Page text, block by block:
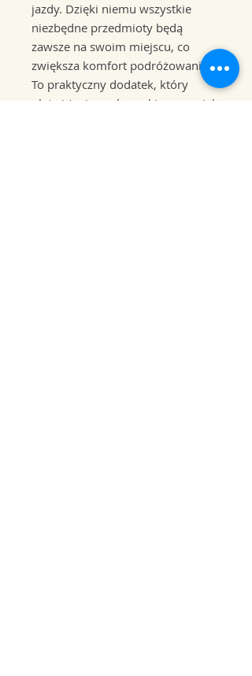
jazdy. Dzięki niemu wszystkie
niezbędne przedmioty będą
zawsze na swoim miejscu, co
zwiększa komfort podróżowania.
To praktyczny dodatek, który
ułatwi życie zarówno kierowcy, jak